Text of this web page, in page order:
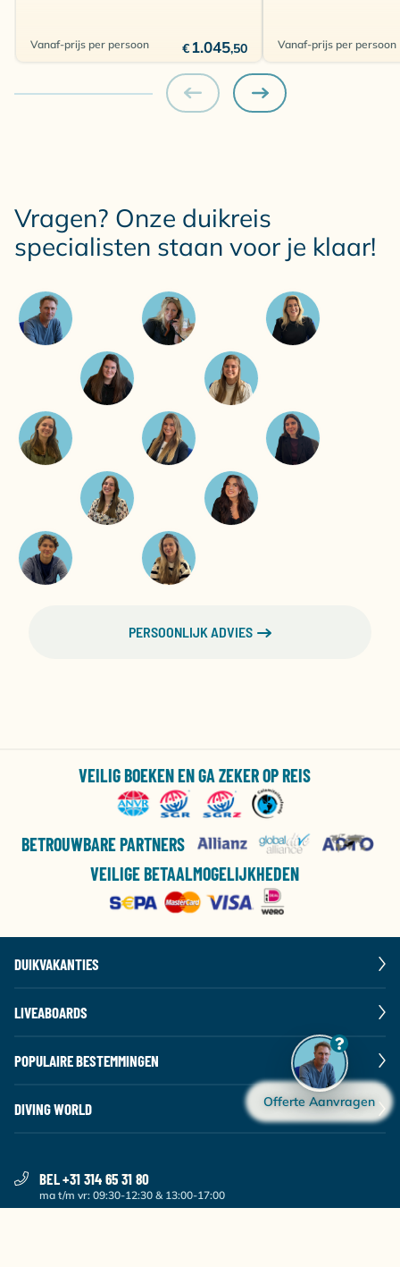
Vanaf-prijs per persoon € 1.045,50 Vanaf-prijs per persoon
Vragen? Onze duikreis
specialisten staan voor je klaar!
PERSOONLIJK ADVIES
Offerte Aanvragen
VEILIG BOEKEN EN GA ZEKER OP REIS
BETROUWBARE PARTNERS
VEILIGE BETAALMOGELIJKHEDEN
DUIKVAKANTIES
LIVEABOARDS
POPULAIRE BESTEMMINGEN
DIVING WORLD
BEL +31 314 65 31 80
ma t/m vr: 09:30-12:30 & 13:00-17:00